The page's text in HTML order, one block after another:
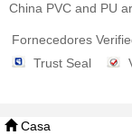
China PVC and PU
Fornecedores
Trust Seal
Casa